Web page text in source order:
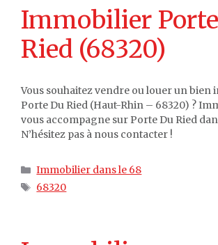
Immobilier
Ried (68320)
Vous souhaitez vendre ou louer un bien
Porte Du Ried (Haut-Rhin – 68320) ?
vous accompagne sur Porte Du Ried
N’hésitez pas à nous contacter !
Catégories
Immobilier dans le 68
Étiquettes
68320